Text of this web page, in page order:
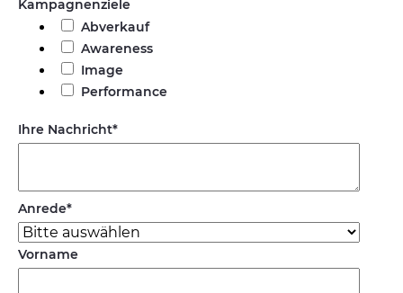
Kampagnenziele
Abverkauf
Awareness
Image
Performance
Ihre Nachricht*
Anrede*
Vorname